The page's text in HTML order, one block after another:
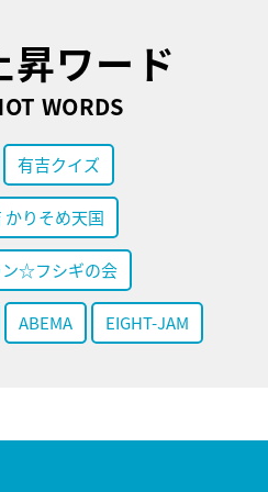
昇ワード
WORDS
有吉クイズ
かりそめ天国
ン☆フシギの会
ABEMA EIGHT-JAM